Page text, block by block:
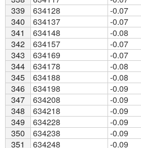
339
634128
-0.07
340
634137
-0.07
341
634148
-0.08
342
634157
-0.07
343
634169
-0.07
344
634178
-0.08
345
634188
-0.08
346
634198
-0.09
347
634208
-0.09
348
634218
-0.09
349
634228
-0.09
350
634238
-0.09
351
634248
-0.09
339
340
341
342
343
344
345
346
347
348
349
350
351